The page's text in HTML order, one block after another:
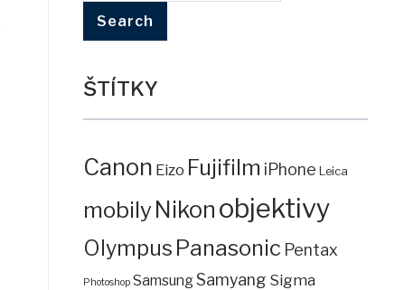
ŠTÍTKY
Canon Eizo Fujifilm iPhone Leica
mobilyNikon objektivy
Olympus Panasonic Pentax
Photoshop SamsungSamyang Sigma